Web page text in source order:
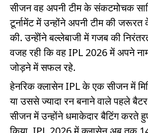
सीजन वह अपनी टीम के संकटमोचक
टूर्नामेंट में उन्होंने अपनी टीम की जरूरत
की. उन्हेोंने बल्लेबाजी में गजब की
वजह रही कि वह IPL 2026 में अपने
जोड़ने में सफल रहे.
हेनरिक क्लासेन IPL के एक सीजन में
या उससे ज्यादा रन बनाने वाले पहले
सीजन में उन्होंने धमाकेदार बैटिंग करते